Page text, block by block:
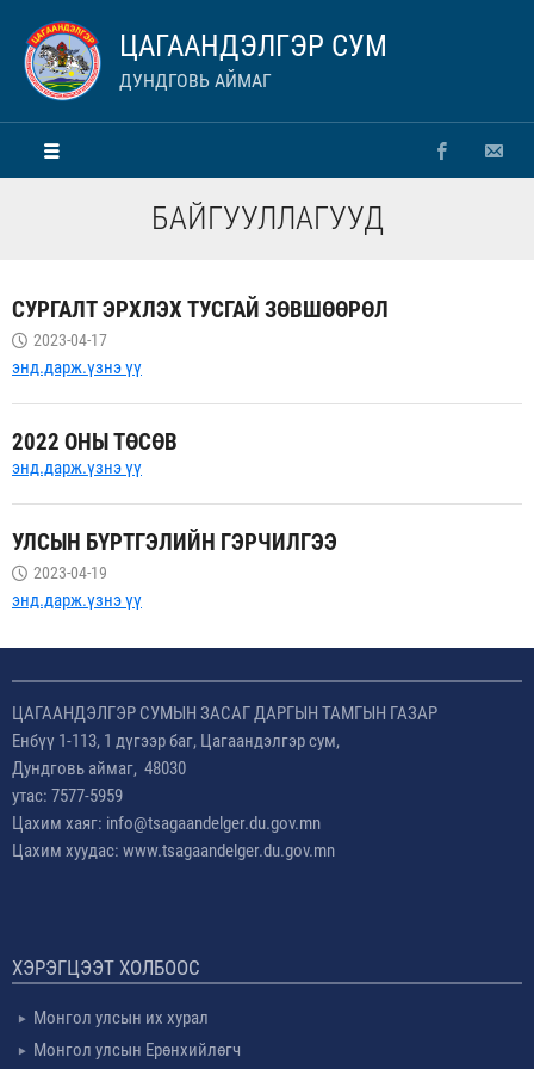
ЦАГААНДЭЛГЭР СУМ
ДУНДГОВЬ АЙМАГ
БАЙГУУЛЛАГУУД
СУРГАЛТ ЭРХЛЭХ ТУСГАЙ ЗӨВШӨӨРӨЛ
2023-04-17
энд.дарж.үзнэ үү
2022 ОНЫ ТӨСӨВ
энд.дарж.үзнэ үү
УЛСЫН БҮРТГЭЛИЙН ГЭРЧИЛГЭЭ
2023-04-19
энд.дарж.үзнэ үү
ЦАГААНДЭЛГЭР СУМЫН ЗАСАГ ДАРГЫН ТАМГЫН ГАЗАР
Енбүү 1-113, 1 дүгээр баг, Цагаандэлгэр сум,
Дундговь аймаг, 48030
утас: 7577-5959
Цахим хаяг: info@tsagaandelger.du.gov.mn
Цахим хуудас: www.tsagaandelger.du.gov.mn
ХЭРЭГЦЭЭТ ХОЛБООС
Монгол улсын их хурал
Монгол улсын Ерөнхийлөгч